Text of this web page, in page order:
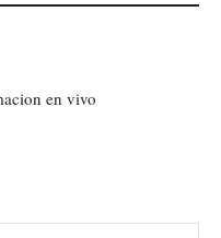
en vivo